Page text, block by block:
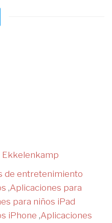
Ekkelenkamp
de entretenimiento
,Aplicaciones para
para niños iPad
iPhone ,Aplicaciones